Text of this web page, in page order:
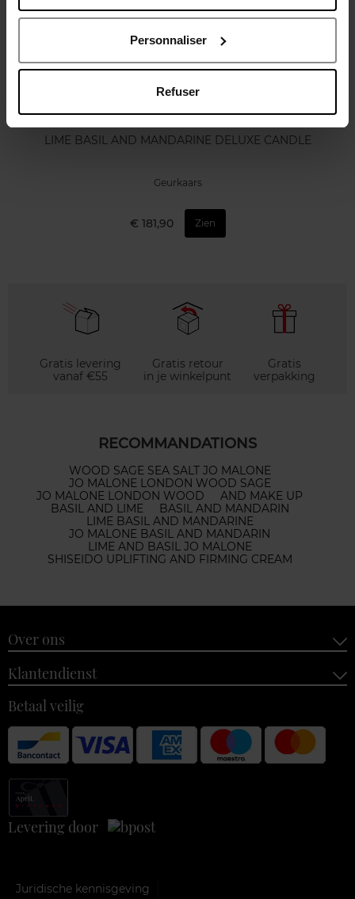
Personnaliser
Refuser
LIME BASIL AND MANDARINE DELUXE CANDLE
Geurkaars
€ 181,90 Zien
Gratis levering
vanaf €55
Gratis retour
in je winkelpunt
Gratis
verpakking
RECOMMANDATIONS
WOOD SAGE SEA SALT JO MALONE
JO MALONE LONDON WOOD SAGE
JO MALONE LONDON WOOD
AND MAKE UP
BASIL AND LIME
BASIL AND MANDARIN
LIME BASIL AND MANDARINE
JO MALONE BASIL AND MANDARIN
LIME AND BASIL JO MALONE
SHISEIDO UPLIFTING AND FIRMING CREAM
Over ons
Klantendienst
Betaal veilig
Levering door
Juridische kennisgeving